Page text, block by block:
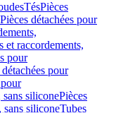
TésPièces
Pièces détachées pour
et raccordements,
pour
pour
siliconePièces
siliconeTubes